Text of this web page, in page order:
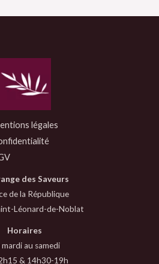
légales
des Saveurs
de la République
Léonard-de-Noblat
Horaires
au samedi
& 14h30-19h